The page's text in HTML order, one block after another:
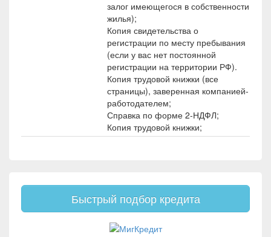
залог имеющегося в собственности
жилья);
Копия свидетельства о
регистрации по месту пребывания
(если у вас нет постоянной
регистрации на территории РФ).
Копия трудовой книжки (все
страницы), заверенная компанией-
работодателем;
Справка по форме 2-НДФЛ;
Копия трудовой книжки;
Быстрый подбор кредита